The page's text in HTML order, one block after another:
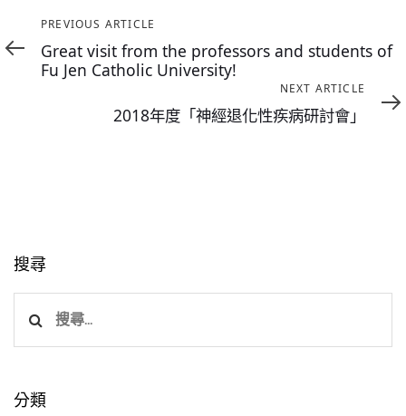
Previous
Article
PREVIOUS ARTICLE
Great visit from the professors and students of
Fu Jen Catholic University!
Article
NEXT ARTICLE
2018年度「神經退化性疾病研討會」
搜尋
鍵
分類